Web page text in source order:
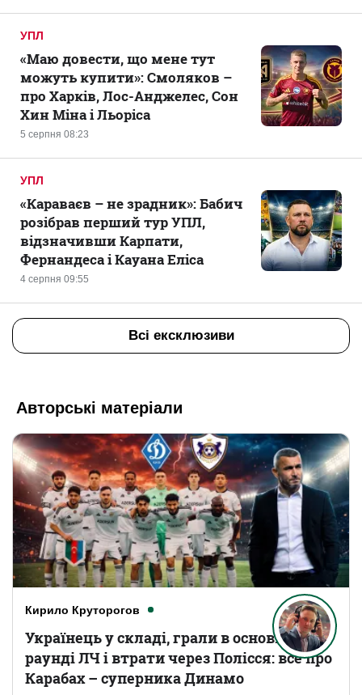
УПЛ
5 серпня 08:23
«Маю довести, що мене тут
можуть купити»: Смоляков –
про Харків, Лос-Анджелес, Сон
Хин Міна і Льоріса
УПЛ
4 серпня 09:55
«Караваєв – не зрадник»: Бабич
розібрав перший тур УПЛ,
відзначивши Карпати,
Фернандеса і Кауана Еліса
Всі ексклюзиви
Авторські матеріали
Кирило Круторогов
Українець у складі, грали в основному
раунді ЛЧ і втрати через Полісся: все про
Карабах – суперника Динамо